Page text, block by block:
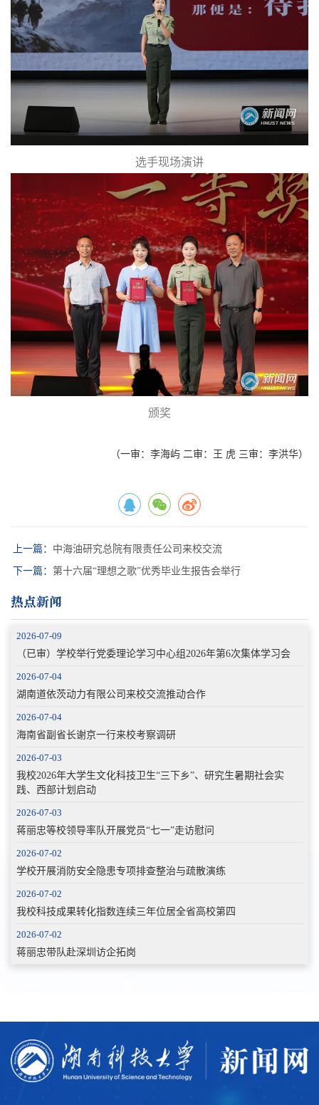
选手现场演讲
颁奖
（一审：李海屿 二审：王 虎 三审：李洪华）
上一篇： 中海油研究总院有限责任公司来校交流
下一篇： 第十六届“理想之歌”优秀毕业生报告会举行
热点新闻
2026-07-09
（已审）学校举行党委理论学习中心组2026年第6次集体学习会
2026-07-04
湖南道依茨动力有限公司来校交流推动合作
2026-07-04
海南省副省长谢京一行来校考察调研
2026-07-03
我校2026年大学生文化科技卫生“三下乡”、研究生暑期社会实
践、西部计划启动
2026-07-03
蒋丽忠等校领导率队开展党员“七一”走访慰问
2026-07-02
学校开展消防安全隐患专项排查整治与疏散演练
2026-07-02
我校科技成果转化指数连续三年位居全省高校第四
2026-07-02
蒋丽忠带队赴深圳访企拓岗